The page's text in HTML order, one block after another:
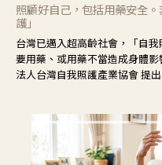
照顧好自己，包括用藥安全
護」
台灣已邁入超高齡社會，「自
要用藥、或用藥不當造成身體
法人台灣自我照護產業協會 提